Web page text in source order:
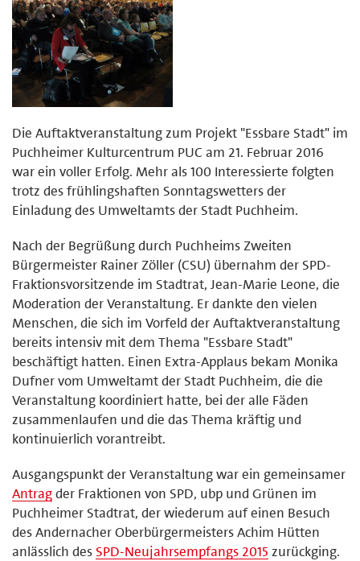
Die Auftaktveranstaltung zum Projekt "Essbare Stadt" im
Puchheimer Kulturcentrum PUC am 21. Februar 2016
war ein voller Erfolg. Mehr als 100 Interessierte folgten
trotz des frühlingshaften Sonntagswetters der
Einladung des Umweltamts der Stadt Puchheim.
Nach der Begrüßung durch Puchheims Zweiten
Bürgermeister Rainer Zöller (CSU) übernahm der SPD-
Fraktionsvorsitzende im Stadtrat, Jean-Marie Leone, die
Moderation der Veranstaltung. Er dankte den vielen
Menschen, die sich im Vorfeld der Auftaktveranstaltung
bereits intensiv mit dem Thema "Essbare Stadt"
beschäftigt hatten. Einen Extra-Applaus bekam Monika
Dufner vom Umweltamt der Stadt Puchheim, die die
Veranstaltung koordiniert hatte, bei der alle Fäden
zusammenlaufen und die das Thema kräftig und
kontinuierlich vorantreibt.
Ausgangspunkt der Veranstaltung war ein gemeinsamer
Antragder Fraktionen von SPD, ubp und Grünen im
Puchheimer Stadtrat, der wiederum auf einen Besuch
des Andernacher Oberbürgermeisters Achim Hütten
anlässlich des SPD-Neujahrsempfangs 2015 zurückging.